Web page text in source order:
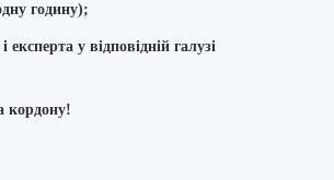
годину);
експерта у відповідній галузі
кордону!